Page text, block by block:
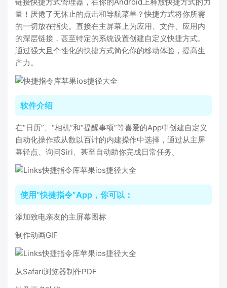
量！厌倦了无休止的点击和导航菜单？快捷方式将你所需
的一切放在指尖。直接在主屏幕上为应用、文件、应用内
的深层链接，甚至特定的系统设置创建自定义快捷方式。
通过强大且个性化的快捷方式简化你的移动体验，提高生
产力。
软件介绍
在“日历”、“相机”和“提醒事项”等喜爱的App中创建自定义
自动化操作或从数以百计的内建操作中选择，通过从主屏
幕轻点、询问Siri、甚至自动助你完成日常任务。
使用“快捷指令”App，你可以：
添加致电亲友的主屏幕图标
制作动画GIF
从Safari浏览器制作PDF